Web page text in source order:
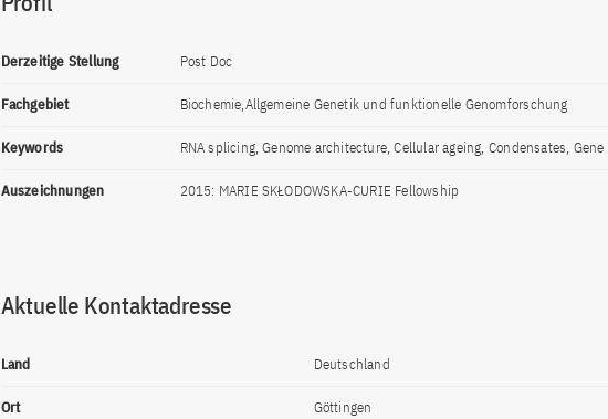
Derzeitige Stellung Post Doc
Fachgebiet Biochemie,Allgemeine Genetik und funktionelle Genomforschung
Keywords RNA splicing, Genome architecture, Cellular ageing, Condensates,
Auszeichnungen 2015: MARIE SKŁODOWSKA-CURIE Fellowship
Aktuelle Kontaktadresse
Land Deutschland
Ort Göttingen